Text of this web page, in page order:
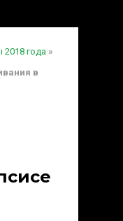
2018 года »
в